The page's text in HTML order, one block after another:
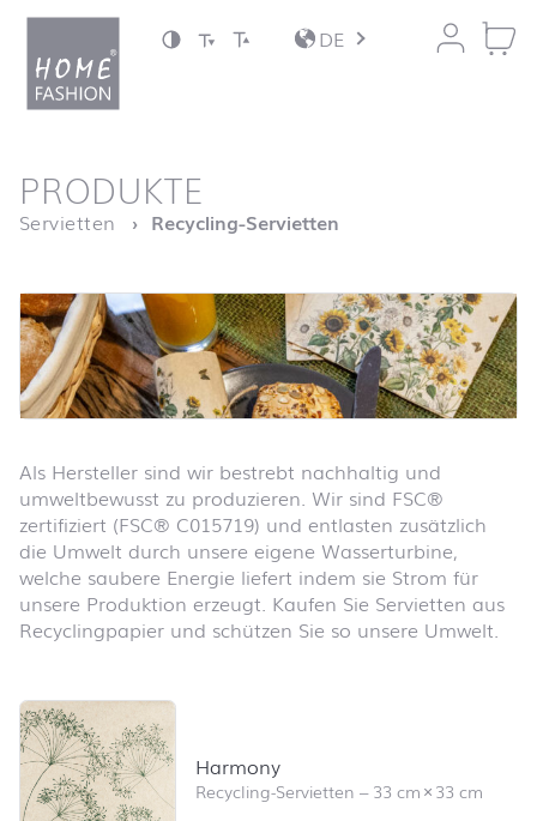
Zum Inhalt springen
DE
Startseite
PRODUKTE
Servietten Recycling-Servietten
Als Hersteller sind wir bestrebt nachhaltig und
umweltbewusst zu produzieren. Wir sind FSC®
zertifiziert (FSC® C015719) und entlasten zusätzlich
die Umwelt durch unsere eigene Wasserturbine,
welche saubere Energie liefert indem sie Strom für
unsere Produktion erzeugt. Kaufen Sie Servietten aus
Recyclingpapier und schützen Sie so unsere Umwelt.
Produktliste überspringen und zum Filter springen
Harmony
Recycling-Servietten –33 cm×33 cm